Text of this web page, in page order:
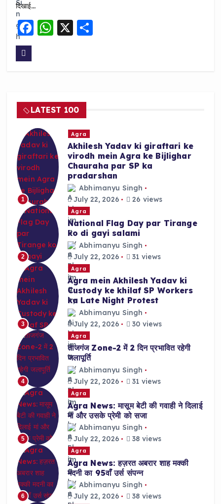
दिखाई…
F
o
o
k
W
p
p
X S
LATEST 100
1
Agra
Akhilesh Yadav ki giraftari ke
virodh mein Agra ke Bijlighar
Chauraha par SP ka
pradarshan
Abhimanyu Singh
July 22, 2026
26 views
2
Agra
National Flag Day par Tirange
ko di gayi salami
Abhimanyu Singh
July 22, 2026
31 views
3
Agra
Agra mein Akhilesh Yadav ki
Custody ke khilaf SP Workers
ka Late Night Protest
Abhimanyu Singh
July 22, 2026
30 views
4
Agra
ताजगंज Zone-2 में 2 दिन प्रभावित रहेगी
जलापूर्ति
Abhimanyu Singh
July 22, 2026
31 views
5
Agra
Agra News: मासूम बेटी की गवाही ने दिलाई
मां और उसके प्रेमी को सजा
Abhimanyu Singh
July 22, 2026
38 views
6
Agra
Agra News: हज़रत अबरार शाह मक्की
मदनी का 95वाँ उर्स संपन्न
Abhimanyu Singh
July 22, 2026
38 views